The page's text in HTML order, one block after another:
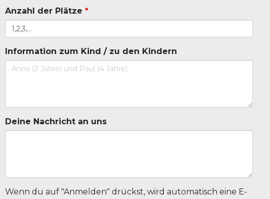
Anzahl der Plätze *
Information zum Kind / zu den Kindern
Deine Nachricht an uns
Wenn du auf "Anmelden" drückst, wird automatisch eine E-